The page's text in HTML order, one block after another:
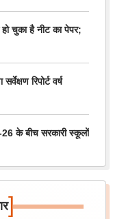
चुका है नीट का पेपर;
रिपोर्ट वर्ष
के बीच सरकारी स्कूलों
]